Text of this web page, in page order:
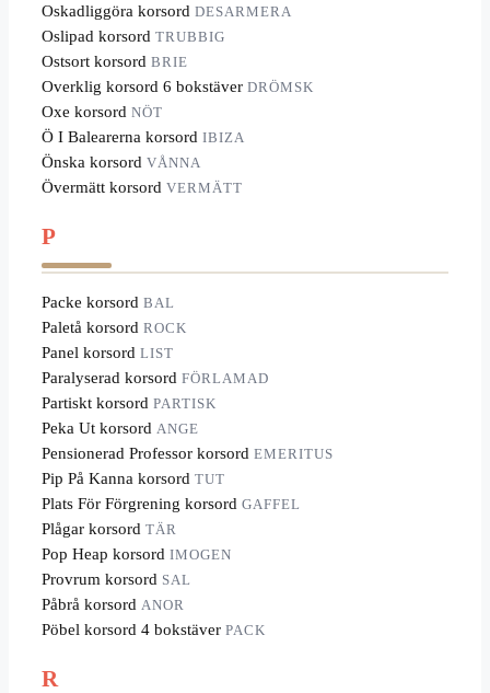
Oskadliggöra korsord DESARMERA
Oslipad korsord TRUBBIG
Ostsort korsord BRIE
Overklig korsord 6 bokstäver DRÖMSK
Oxe korsord NÖT
Ö I Balearerna korsord IBIZA
Önska korsord VÅNNA
Övermätt korsord VERMÄTT
P
Packe korsord BAL
Paletå korsord ROCK
Panel korsord LIST
Paralyserad korsord FÖRLAMAD
Partiskt korsord PARTISK
Peka Ut korsord ANGE
Pensionerad Professor korsord EMERITUS
Pip På Kanna korsord TUT
Plats För Förgrening korsord GAFFEL
Plågar korsord TÄR
Pop Heap korsord IMOGEN
Provrum korsord SAL
Påbrå korsord ANOR
Pöbel korsord 4 bokstäver PACK
R